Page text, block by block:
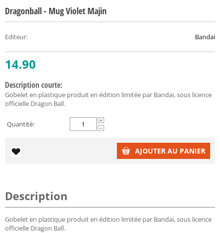
Dragonball - Mug Violet Majin
Editeur: Bandai
14.90
Description courte:
Gobelet en plastique produit en édition limitée par Bandai, sous licence
officielle Dragon Ball.
Quantité:
+
−
AJOUTER AU PANIER
Description
Gobelet en plastique produit en édition limitée par Bandai, sous licence
officielle Dragon Ball.